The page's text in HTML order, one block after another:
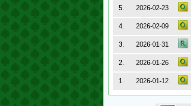
5. 2026-02-23
4. 2026-02-09
3. 2026-01-31
2. 2026-01-26
1. 2026-01-12